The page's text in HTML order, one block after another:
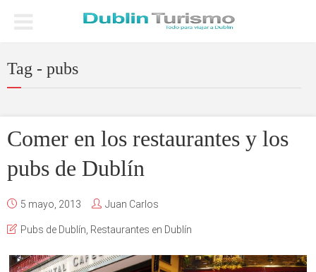
Tag - pubs
Comer en los restaurantes y los
pubs de Dublín
5 mayo, 2013 Juan Carlos
Pubs de Dublín Restaurantes en Dublín